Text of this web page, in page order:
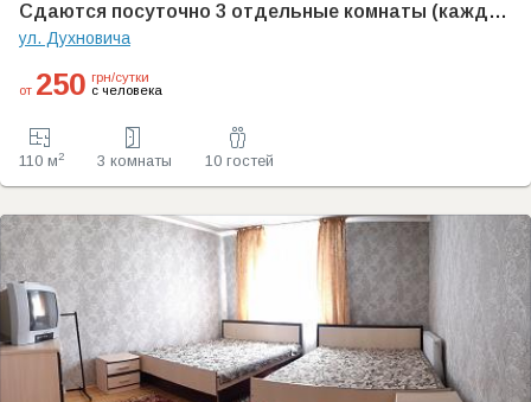
Сдаются посуточно 3 отдельные комнаты (каждая со своим санузлом) со свежим ремонтом в небольшом частном одноэтажном доме (без хозяев) возле термальных бассейнов
ул. Духновича
от 250 грн/сутки
с человека
110 м2 3 комнаты 10 гостей